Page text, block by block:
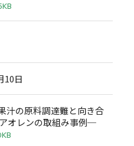
10日
汁の原料調達難と向き合
オレンの取組み事例─